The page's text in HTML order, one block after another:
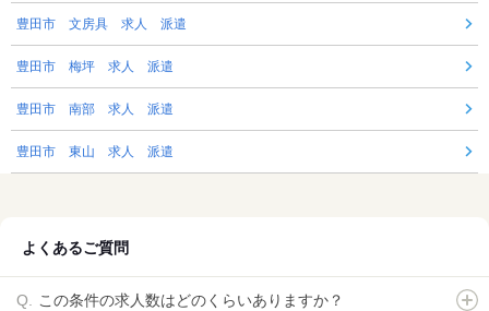
豊田市 文房具 求人 派遣
豊田市 梅坪 求人 派遣
豊田市 南部 求人 派遣
豊田市 東山 求人 派遣
よくあるご質問
この条件の求人数はどのくらいありますか？